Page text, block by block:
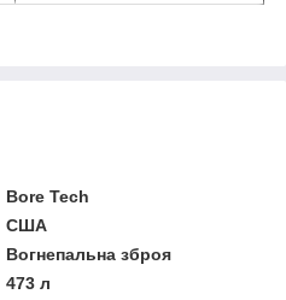
Bore Tech
США
Вогнепальна зброя
473 л